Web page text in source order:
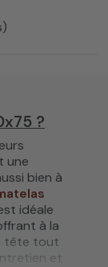
?
une
bien à
idéale
à la
tête tout
et